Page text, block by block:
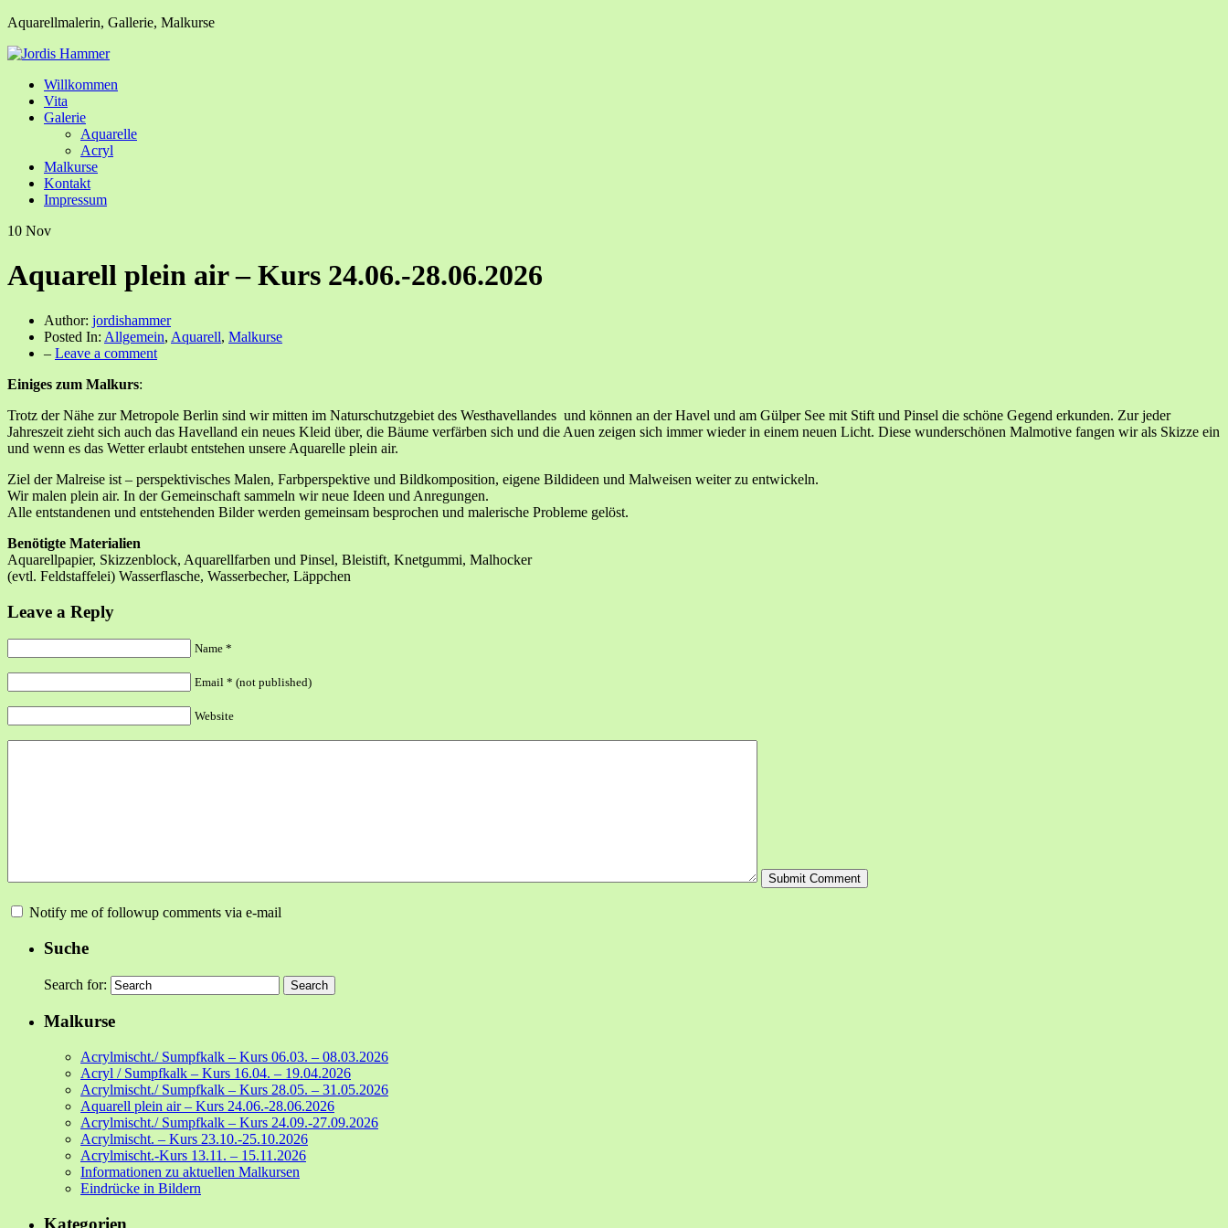
Aquarellmalerin, Gallerie, Malkurse
Willkommen
Vita
Galerie
Aquarelle
Acryl
Malkurse
Kontakt
Impressum
10 Nov
Aquarell plein air – Kurs 24.06.-28.06.2026
Author: jordishammer
Posted In: Allgemein, Aquarell, Malkurse
– Leave a comment
Einiges zum Malkurs:
Trotz der Nähe zur Metropole Berlin sind wir mitten im Naturschutzgebiet des Westhavellandes und können an der Havel und am Gülper See mit Stift und Pinsel die schöne Gegend erkunden. Zur jeder
Jahreszeit zieht sich auch das Havelland ein neues Kleid über, die Bäume verfärben sich und die Auen zeigen sich immer wieder in einem neuen Licht. Diese wunderschönen Malmotive fangen wir als Skizze ein
und wenn es das Wetter erlaubt entstehen unsere Aquarelle plein air.
Ziel der Malreise ist – perspektivisches Malen, Farbperspektive und Bildkomposition, eigene Bildideen und Malweisen weiter zu entwickeln.
Wir malen plein air. In der Gemeinschaft sammeln wir neue Ideen und Anregungen.
Alle entstandenen und entstehenden Bilder werden gemeinsam besprochen und malerische Probleme gelöst.
Benötigte Materialien
Aquarellpapier, Skizzenblock, Aquarellfarben und Pinsel, Bleistift, Knetgummi, Malhocker
(evtl. Feldstaffelei) Wasserflasche, Wasserbecher, Läppchen
Leave a Reply
Name *
Email * (not published)
Website
Notify me of followup comments via e-mail
Suche
Search for:
Malkurse
Acrylmischt./ Sumpfkalk – Kurs 06.03. – 08.03.2026
Acryl / Sumpfkalk – Kurs 16.04. – 19.04.2026
Acrylmischt./ Sumpfkalk – Kurs 28.05. – 31.05.2026
Aquarell plein air – Kurs 24.06.-28.06.2026
Acrylmischt./ Sumpfkalk – Kurs 24.09.-27.09.2026
Acrylmischt. – Kurs 23.10.-25.10.2026
Acrylmischt.-Kurs 13.11. – 15.11.2026
Informationen zu aktuellen Malkursen
Eindrücke in Bildern
Kategorien